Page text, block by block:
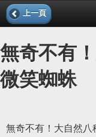
上一頁
無奇不有
微笑蜘蛛
無奇不有！大自然八